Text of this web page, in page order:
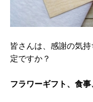
皆さんは、感謝の気
定ですか？
フラワーギフト、食事